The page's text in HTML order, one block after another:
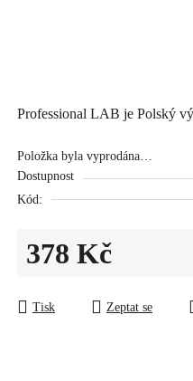
Professional LAB je Polský
Položka byla vyprodána…
Dostupnost
Kód:
378 Kč
Tisk Zeptat se